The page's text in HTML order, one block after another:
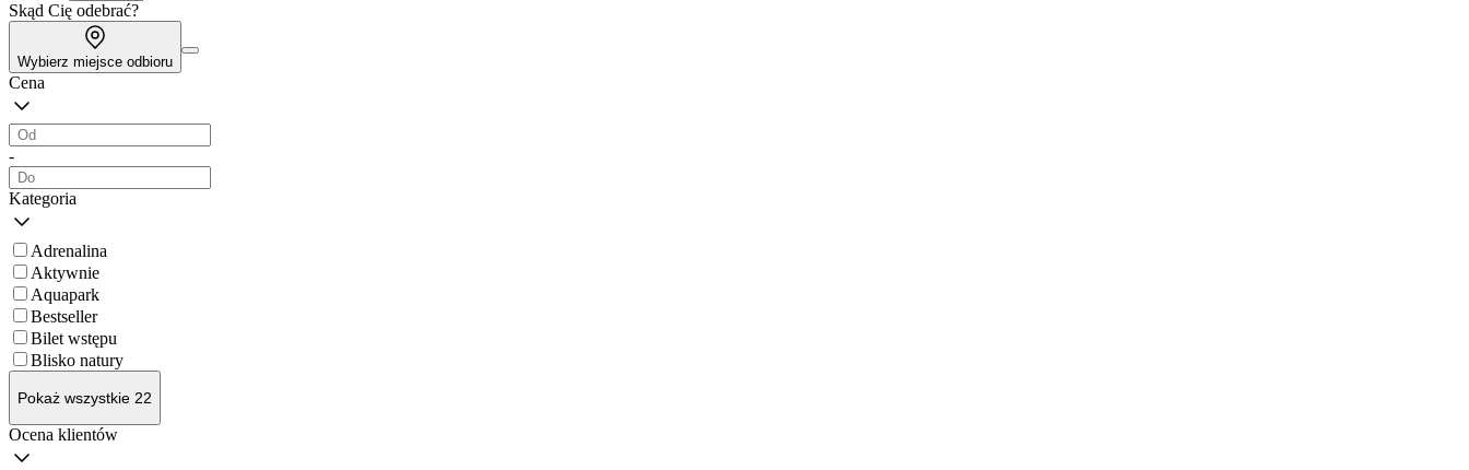
Skąd Cię odebrać?
Wybierz miejsce odbioru
Cena
-
Kategoria
Adrenalina
Aktywnie
Aquapark
Bestseller
Bilet wstępu
Blisko natury
Pokaż wszystkie 22
Ocena klientów